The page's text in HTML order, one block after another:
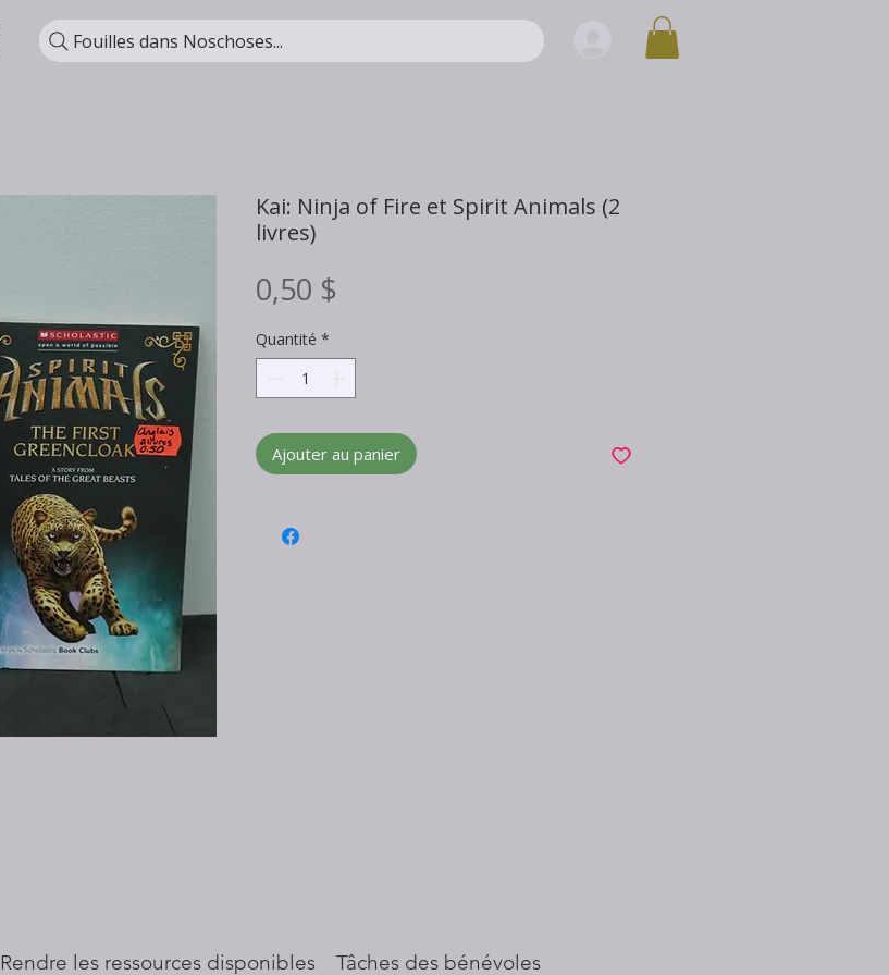
Fouilles dans Noschoses...
Kai: Ninja of Fire et Spirit Animals (2
livres)
0,50 $
Quantité *
Ajouter au panier
​Rendre les ressources disponibles
Tâches des bénévoles